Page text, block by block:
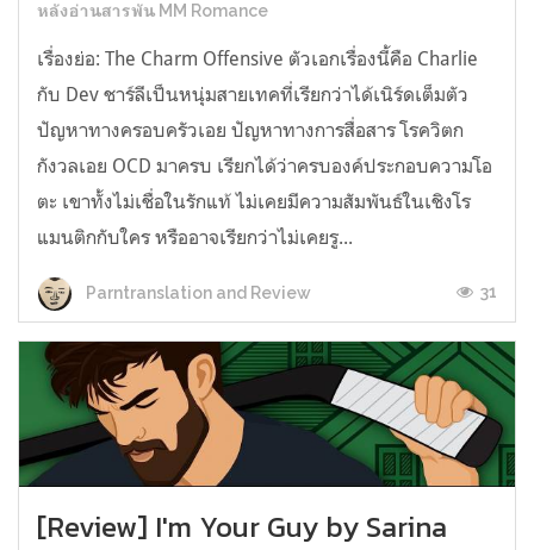
หลังอ่านสารพัน MM Romance
เรื่องย่อ: The Charm Offensive ตัวเอกเรื่องนี้คือ Charlie
กับ Dev ชาร์ลีเป็นหนุ่มสายเทคที่เรียกว่าได้เนิร์ดเต็มตัว
ปัญหาทางครอบครัวเอย ปัญหาทางการสื่อสาร โรควิตก
กังวลเอย OCD มาครบ เรียกได้ว่าครบองค์ประกอบความโอ
ตะ เขาทั้งไม่เชื่อในรักแท้ ไม่เคยมีความสัมพันธ์ในเชิงโร
แมนติกกับใคร หรืออาจเรียกว่าไม่เคยรู...
Parntranslation and Review 31
[Review] I'm Your Guy by Sarina